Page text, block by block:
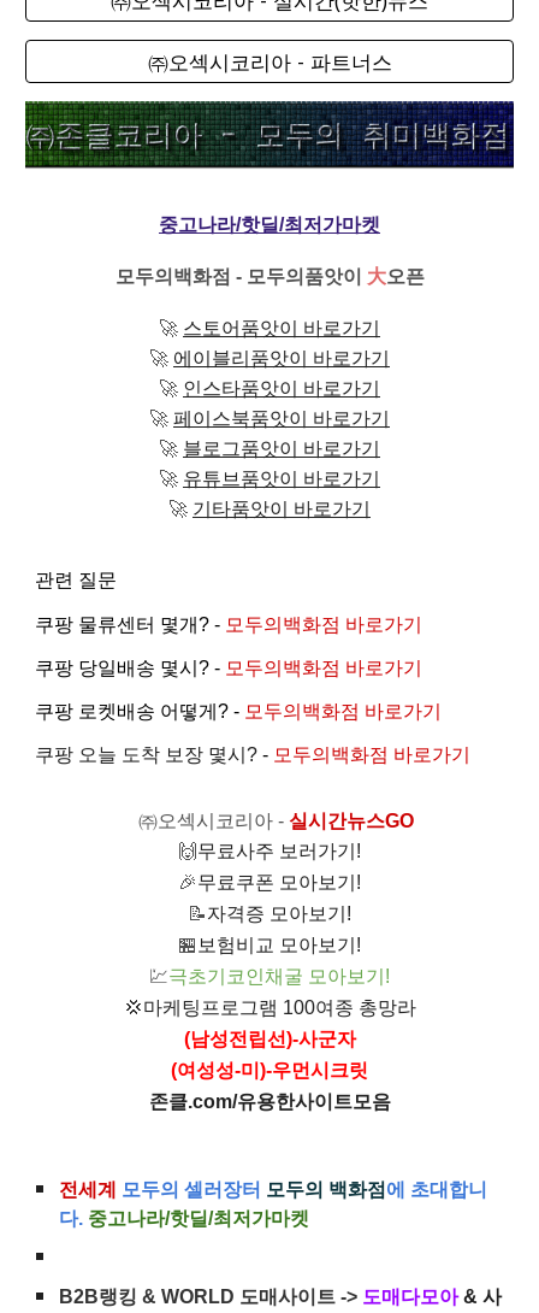
㈜오섹시코리아 - 파트너스
중고나라/핫딜/최저가마켓
모두의백화점 - 모두의품앗이 大오픈
🚀 스토어품앗이 바로가기
🚀 에이블리품앗이 바로가기
🚀 인스타품앗이 바로가기
🚀 페이스북품앗이 바로가기
🚀 블로그품앗이 바로가기
🚀 유튜브품앗이 바로가기
🚀 기타품앗이 바로가기
관련 질문
쿠팡 물류센터 몇개? - 모두의백화점 바로가기
쿠팡 당일배송 몇시? - 모두의백화점 바로가기
쿠팡 로켓배송 어떻게? - 모두의백화점 바로가기
쿠팡 오늘 도착 보장 몇시? - 모두의백화점 바로가기
㈜오섹시코리아- 실시간뉴스GO
🙌 무료사주 보러가기!
🎉무료쿠폰 모아보기!
📝자격증 모아보기!
🏪 보험비교 모아보기!
💹극초기코인채굴 모아보기!
💢마케팅프로그램 100여종 총망라
(남성전립선)-사군자
(여성성-미)-우먼시크릿
존클.com/유용한사이트모음
전세계 모두의 셀러장터 모두의 백화점 에 초대합니
다. 중고나라/핫딜/최저가마켓
B2B랭킹 & WORLD 도매사이트 -> 도매다모아 & 사